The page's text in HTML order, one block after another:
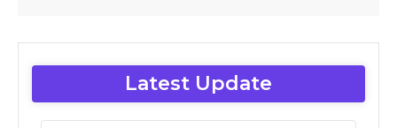
Latest Update